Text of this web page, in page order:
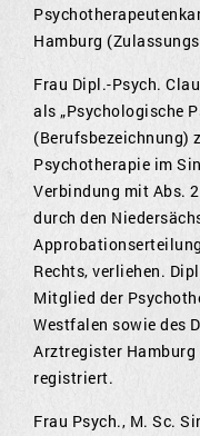
Hamburg
Frau Dipl.-Psych.
als „Psychologische
(Berufsbezeichnung)
Psychotherapie im
Verbindung mit Abs.
durch den
Rechts, verliehen.
Mitglied der
Westfalen sowie des
Arztregister
registriert.
Frau Psych., M. Sc.